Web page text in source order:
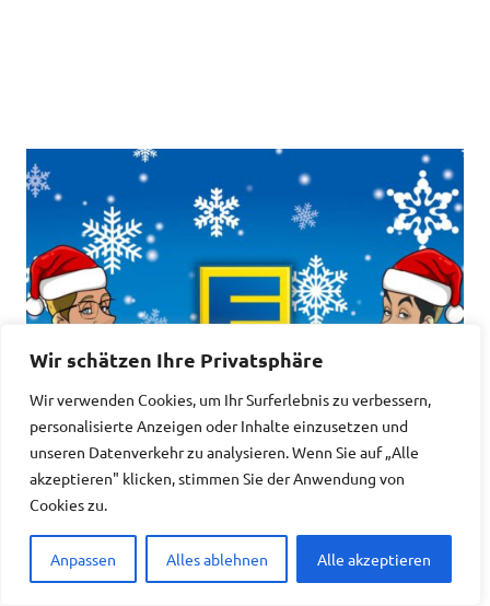
Wir schätzen Ihre Privatsphäre
Wir verwenden Cookies, um Ihr Surferlebnis zu verbessern,
personalisierte Anzeigen oder Inhalte einzusetzen und
unseren Datenverkehr zu analysieren. Wenn Sie auf „Alle
akzeptieren" klicken, stimmen Sie der Anwendung von
Cookies zu.
Anpassen Alles ablehnen Alle akzeptieren